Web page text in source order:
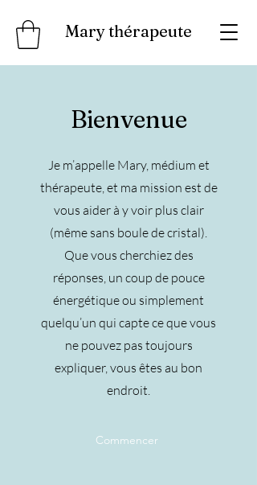
Mary thérapeute
Bienvenue
Je m’appelle Mary, médium et
thérapeute, et ma mission est de
vous aider à y voir plus clair
(même sans boule de cristal).
Que vous cherchiez des
réponses, un coup de pouce
énergétique ou simplement
quelqu’un qui capte ce que vous
ne pouvez pas toujours
expliquer, vous êtes au bon
endroit.
Commencer